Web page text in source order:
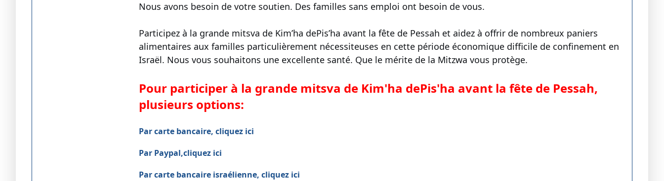
Nous avons besoin de votre soutien. Des familles sans emploi ont besoin de vous.
Participez à la grande mitsva de Kim’ha dePis’ha avant la fête de Pessah et aidez à offrir de nombreux paniers
alimentaires aux familles particulièrement nécessiteuses en cette période économique difficile de confinement en
Israël. Nous vous souhaitons une excellente santé. Que le mérite de la Mitzwa vous protège.
Pour participer à la grande mitsva de Kim'ha dePis'ha avant la fête de Pessah,
plusieurs options:
Par carte bancaire, cliquez ici
Par Paypal,cliquez ici
Par carte bancaire israélienne, cliquez ici